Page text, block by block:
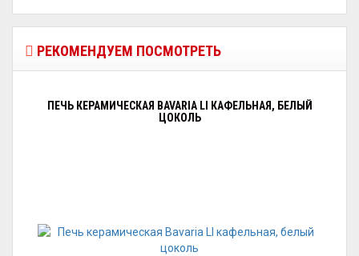
РЕКОМЕНДУЕМ ПОСМОТРЕТЬ
ПЕЧЬ КЕРАМИЧЕСКАЯ BAVARIA LI КАФЕЛЬНАЯ, БЕЛЫЙ
ЦОКОЛЬ